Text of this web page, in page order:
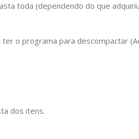
toda (dependendo do que
o programa para descompactar
dos itens.